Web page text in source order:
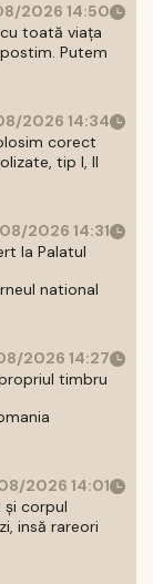
2026 14:50
toată viața
Putem
2026 14:34
corect
tip I, II
2026 14:31
la Palatul
national
2026 14:27
timbru
2026 14:01
și corpul
insă rareori